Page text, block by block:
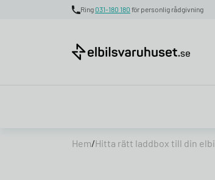
Ring031-180 180 för personlig rådgivning
Hem/Hitta rätt laddbox till din